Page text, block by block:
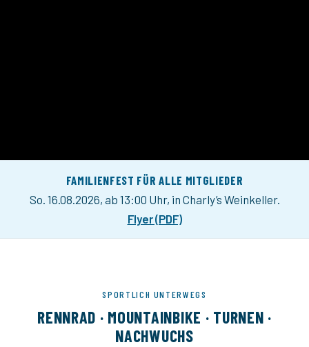
FAMILIENFEST FÜR ALLE MITGLIEDER
So. 16.08.2026, ab 13:00 Uhr, in Charly’s Weinkeller.
Flyer (PDF)
SPORTLICH UNTERWEGS
RENNRAD · MOUNTAINBIKE · TURNEN ·
NACHWUCHS